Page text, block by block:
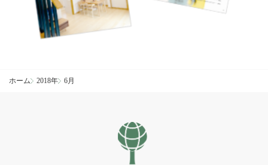
ホーム 2018年 6月